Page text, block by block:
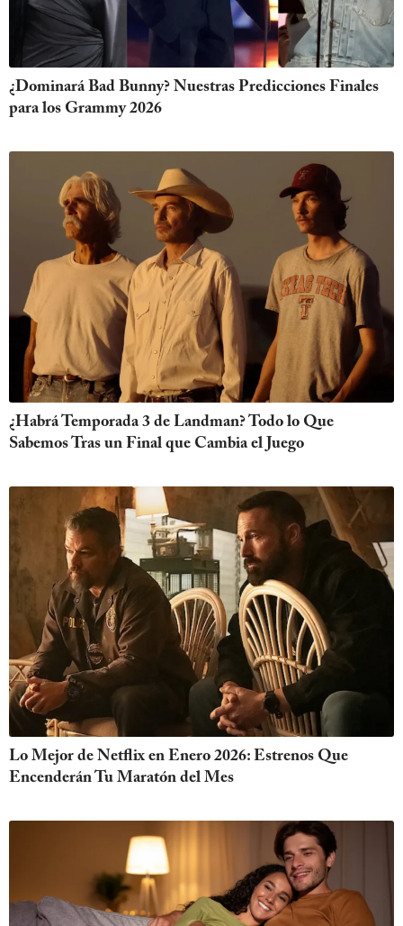
¿Dominará Bad Bunny? Nuestras Predicciones Finales
para los Grammy 2026
¿Habrá Temporada 3 de Landman? Todo lo Que
Sabemos Tras un Final que Cambia el Juego
Lo Mejor de Netflix en Enero 2026: Estrenos Que
Encenderán Tu Maratón del Mes